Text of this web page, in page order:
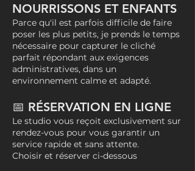
NOURRISSONS ET ENFANTS
Parce qu'il est parfois difficile de faire
poser les plus petits, je prends le temps
nécessaire pour capturer le cliché
parfait répondant aux exigences
administratives, dans un
environnement calme et adapté.
📅 RÉSERVATION EN LIGNE
Le studio vous reçoit exclusivement sur
rendez-vous pour vous garantir un
service rapide et sans attente.
Choisir et réserver ci-dessous